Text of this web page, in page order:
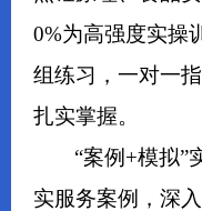
0%为高强度实操
组练习，一对一
扎实掌握。
“案例+模拟”
实服务案例，深